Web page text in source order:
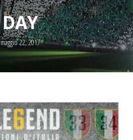
DAY
maggio 22, 2017